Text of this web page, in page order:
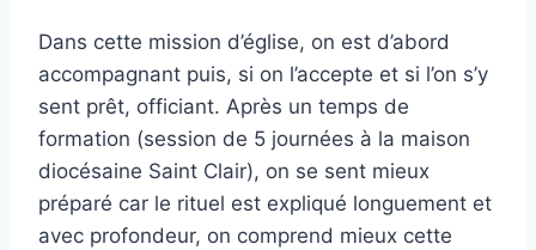
Dans cette mission d’église, on est d’abord
accompagnant puis, si on l’accepte et si l’on s’y
sent prêt, officiant. Après un temps de
formation (session de 5 journées à la maison
diocésaine Saint Clair), on se sent mieux
préparé car le rituel est expliqué longuement et
avec profondeur, on comprend mieux cette